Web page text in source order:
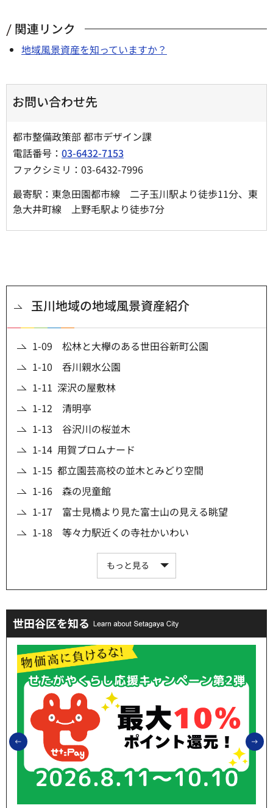
関連リンク
地域風景資産を知っていますか？
お問い合わせ先
都市整備政策部 都市デザイン課
電話番号： 03-6432-7153
ファクシミリ：03-6432-7996
最寄駅：東急田園都市線 二子玉川駅より徒歩11分、東
急大井町線 上野毛駅より徒歩7分
玉川地域の地域風景資産紹介
1-09 松林と大欅のある世田谷新町公園
1-10 呑川親水公園
1-11 深沢の屋敷林
1-12 清明亭
1-13 谷沢川の桜並木
1-14 用賀プロムナード
1-15 都立園芸高校の並木とみどり空間
1-16 森の児童館
1-17 富士見橋より見た富士山の見える眺望
1-18 等々力駅近くの寺社かいわい
もっと見る
世田谷区を知る
前のスライドを表示